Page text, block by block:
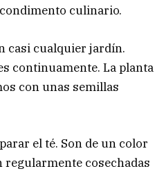
culinario.
casi cualquier jardín.
continuamente. La planta
con unas semillas
el té. Son de un color
regularmente cosechadas